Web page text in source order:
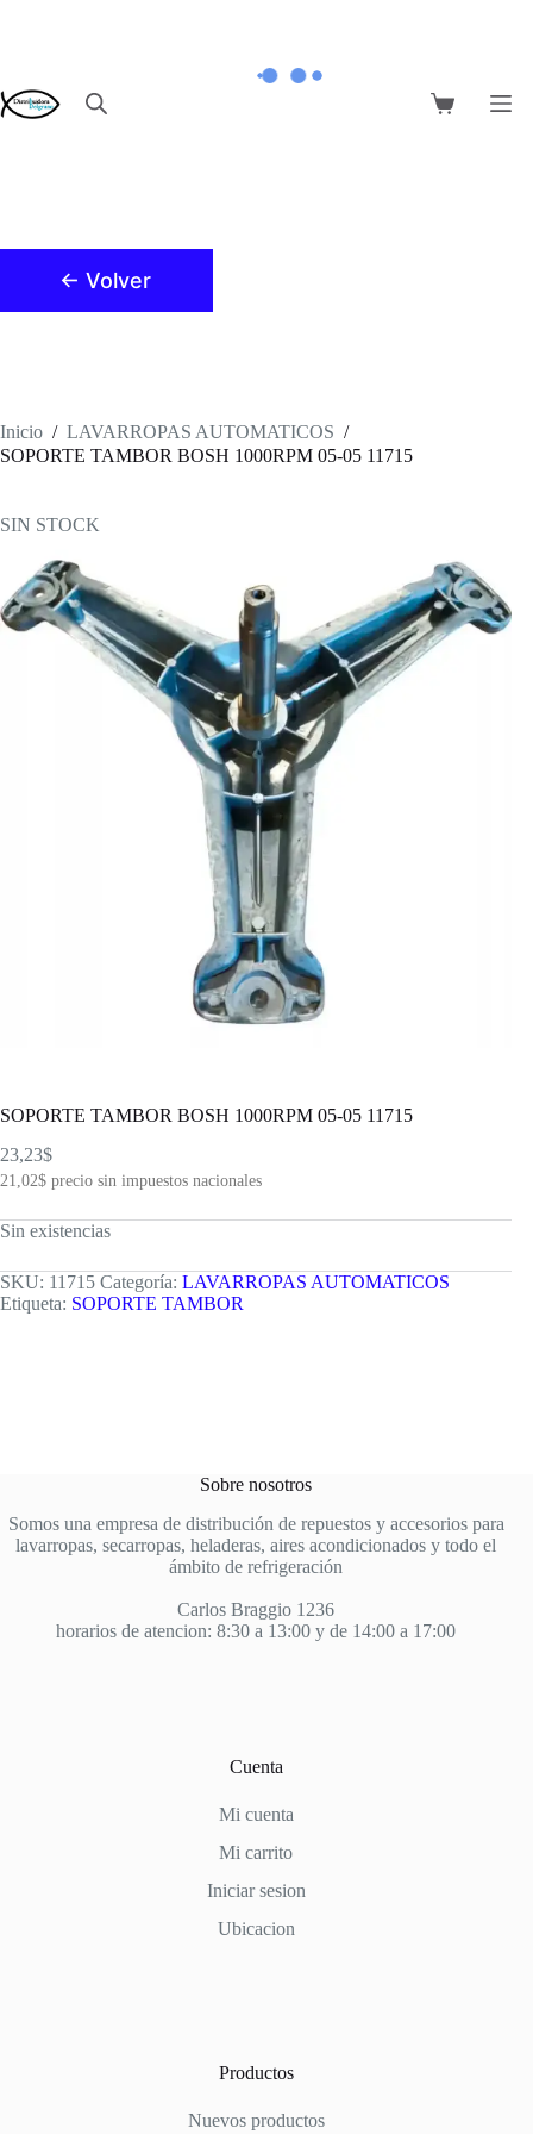
Carro
← Volver
Inicio / LAVARROPAS AUTOMATICOS /
SOPORTE TAMBOR BOSH 1000RPM 05-05 11715
SIN STOCK
SOPORTE TAMBOR BOSH 1000RPM 05-05 11715
23,23$
21,02$ precio sin impuestos nacionales
Sin existencias
SKU: 11715 Categoría: LAVARROPAS AUTOMATICOS
Etiqueta: SOPORTE TAMBOR
Sobre nosotros
Somos una empresa de distribución de repuestos y accesorios para
lavarropas, secarropas, heladeras, aires acondicionados y todo el
ámbito de refrigeración
Carlos Braggio 1236
horarios de atencion: 8:30 a 13:00 y de 14:00 a 17:00
Cuenta
Mi cuenta
Mi carrito
Iniciar sesion
Ubicacion
Productos
Nuevos productos